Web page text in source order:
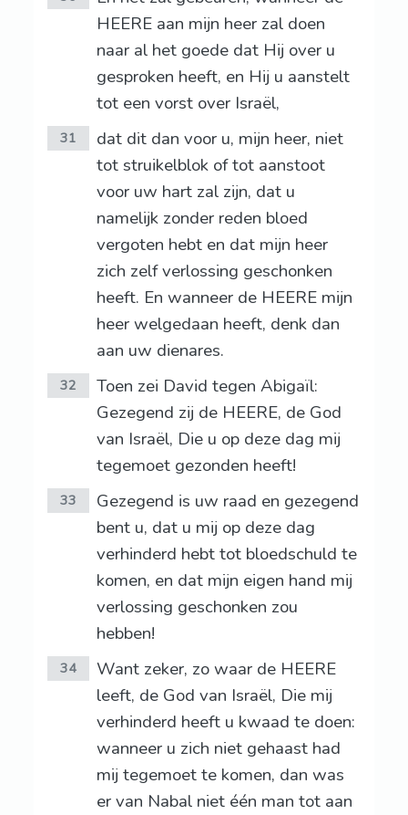
HEERE aan mijn heer zal doen
naar al het goede dat Hij over u
gesproken heeft, en Hij u aanstelt
tot een vorst over Israël,
31
dat dit dan voor u, mijn heer, niet
tot struikelblok of tot aanstoot
voor uw hart zal zijn, dat u
namelijk zonder reden bloed
vergoten hebt en dat mijn heer
zich zelf verlossing geschonken
heeft. En wanneer de HEERE mijn
heer welgedaan heeft, denk dan
aan uw dienares.
32
Toen zei David tegen Abigaïl:
Gezegend zij de HEERE, de God
van Israël, Die u op deze dag mij
tegemoet gezonden heeft!
33
Gezegend is uw raad en gezegend
bent u, dat u mij op deze dag
verhinderd hebt tot bloedschuld te
komen, en dat mijn eigen hand mij
verlossing geschonken zou
hebben!
34
Want zeker, zo waar de HEERE
leeft, de God van Israël, Die mij
verhinderd heeft u kwaad te doen:
wanneer u zich niet gehaast had
mij tegemoet te komen, dan was
er van Nabal niet één man tot aan